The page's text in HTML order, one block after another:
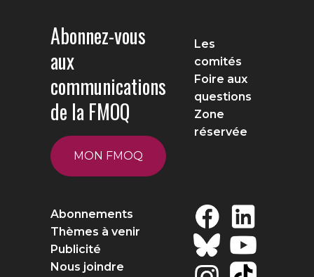
Abonnez-vous
aux
communications
de la FMOQ
MON FMOQ
Les
comités
Foire aux
questions
Zone
réservée
Abonnements
Thèmes à venir
Publicité
Nous joindre